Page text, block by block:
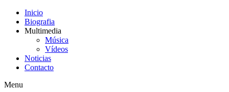
Inicio
Biografia
Multimedia
Música
Vídeos
Noticias
Contacto
Menu